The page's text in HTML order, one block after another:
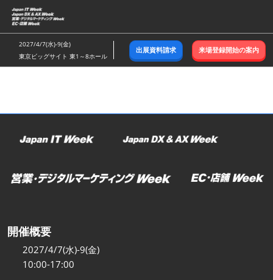
ス
キ
ッ
し
む
2027/4/7(水)-9(金)
東京ビッグサイト 東1～8ホール
出展資料請求 来場登録開始の案内
開催概要
2027/4/7(水)-9(金)
10:00-17:00